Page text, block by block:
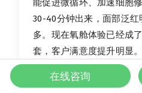
能促进微循环、加速细胞
30-40分钟出来，面部泛
多。现在氧舱体验已经成
套，客户满意度提升明显
上海高端医美机构
在线咨询